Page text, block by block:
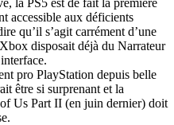
accessible aux déficients
qu’il s’agit carrément d’une
disposait déjà du Narrateur
pro PlayStation depuis belle
être si surprenant et la
Us Part II (en juin dernier) doit